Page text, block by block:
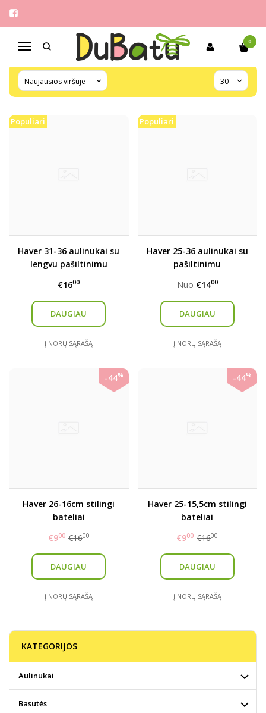
Navigacija
0
HAVER
Pagrindinis Pirkite pagal gamintoją HAVER
Populiari
Haver 31-36 aulinukai su
lengvu pašiltinimu
€1600
DAUGIAU
Į NORŲ SĄRAŠĄ
Populiari
Haver 25-36 aulinukai su
pašiltinimu
Nuo €1400
DAUGIAU
Į NORŲ SĄRAŠĄ
-44%
Haver 26-16cm stilingi
bateliai
€900 €1600
DAUGIAU
Į NORŲ SĄRAŠĄ
-44%
Haver 25-15,5cm stilingi
bateliai
€900 €1600
DAUGIAU
Į NORŲ SĄRAŠĄ
KATEGORIJOS
Aulinukai
Basutės